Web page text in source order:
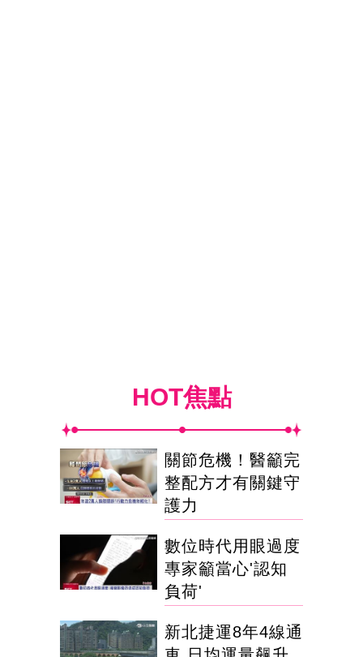
HOT焦點
關節危機！醫籲完
整配方才有關鍵守
護力
數位時代用眼過度
專家籲當心'認知
負荷'
新北捷運8年4線通